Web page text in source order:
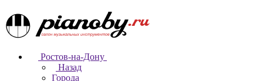
Ростов-на-Дону
Назад
Города